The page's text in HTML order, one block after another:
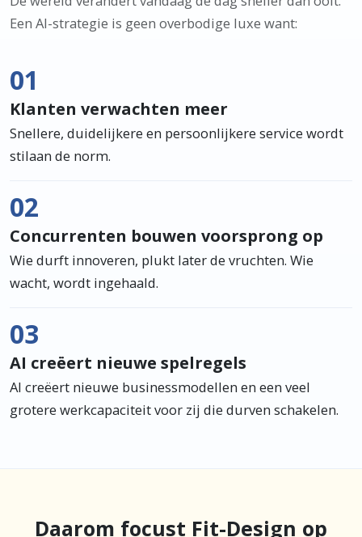
Een AI-strategie is geen overbodige luxe want:
01
Klanten verwachten meer
Snellere, duidelijkere en persoonlijkere service wordt
stilaan de norm.
02
Concurrenten bouwen voorsprong op
Wie durft innoveren, plukt later de vruchten. Wie
wacht, wordt ingehaald.
03
AI creëert nieuwe spelregels
AI creëert nieuwe businessmodellen en een veel
grotere werkcapaciteit voor zij die durven schakelen.
Daarom focust Fit-Design op